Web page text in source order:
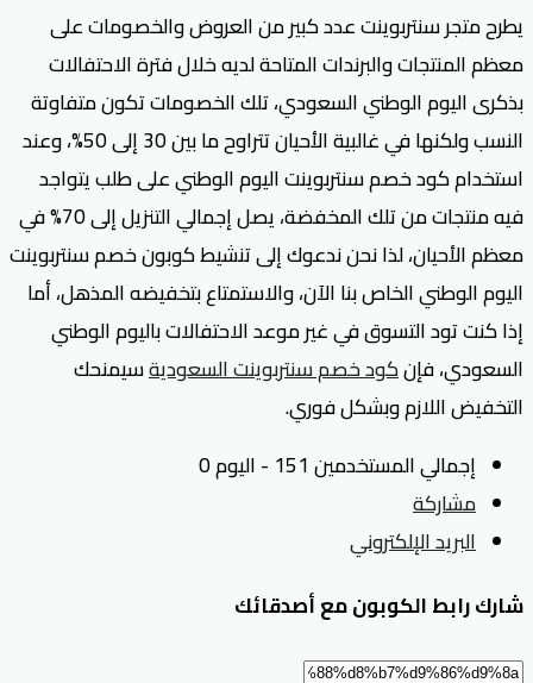
يطرح متجر سنتربوينت عدد كبير من العروض والخصومات على
معظم المنتجات والبرندات المتاحة لديه خلال فترة الاحتفالات
بذكرى اليوم الوطني السعودي، تلك الخصومات تكون متفاوتة
النسب ولكنها في غالبية الأحيان تتراوح ما بين 30 إلى 50%، وعند
استخدام كود خصم سنتربوينت اليوم الوطني على طلب يتواجد
فيه منتجات من تلك المخفضة، يصل إجمالي التنزيل إلى 70% في
معظم الأحيان، لذا نحن ندعوك إلى تنشيط كوبون خصم سنتربوينت
اليوم الوطني الخاص بنا الآن، والاستمتاع بتخفيضه المذهل، أما
إذا كنت تود التسوق في غير موعد الاحتفالات باليوم الوطني
السعودي، فإنكود خصم سنتربوينت السعوديةسيمنحك
التخفيض اللازم وبشكل فوري.
إجمالي المستخدمين 151 - اليوم 0
مشاركة
البريد الإلكتروني
شارك رابط الكوبون مع أصدقائك